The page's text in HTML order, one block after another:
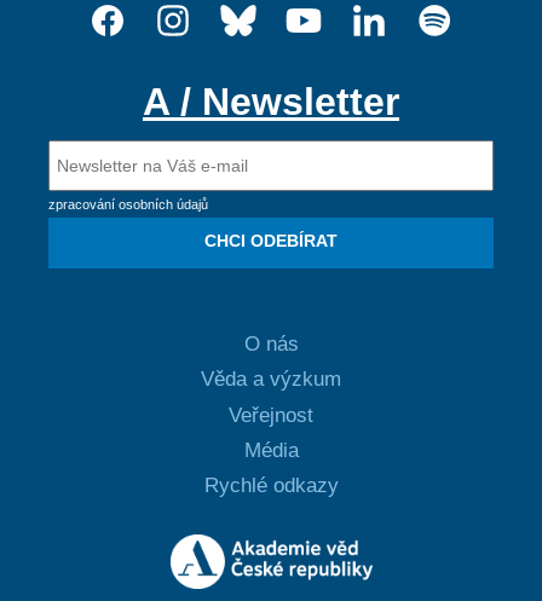
A / Newsletter
zpracování osobních údajů
CHCI ODEBÍRAT
O nás
Věda a výzkum
Veřejnost
Média
Rychlé odkazy